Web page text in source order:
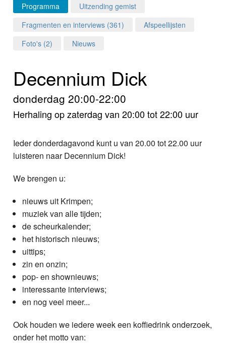
Login
Home
Foto's
Video
Programma
Uitzending gemist
Fragmenten en interviews (361)
Afspeellijsten
Foto's (2)
Nieuws
Decennium Dick
donderdag 20:00-22:00
Herhaling op zaterdag van 20:00 tot 22:00 uur
Ieder donderdagavond kunt u van 20.00 tot 22.00 uur
luisteren naar Decennium Dick!
We brengen u:
nieuws uit Krimpen;
muziek van alle tijden;
de scheurkalender;
het historisch nieuws;
uittips;
zin en onzin;
pop- en shownieuws;
interessante interviews;
en nog veel meer...
Ook houden we iedere week een koffiedrink onderzoek,
onder het motto van: